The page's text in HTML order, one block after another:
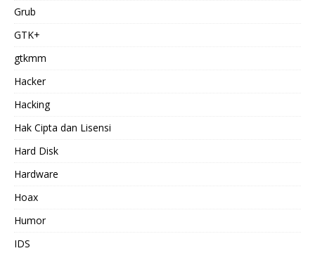
Grub
GTK+
gtkmm
Hacker
Hacking
Hak Cipta dan Lisensi
Hard Disk
Hardware
Hoax
Humor
IDS